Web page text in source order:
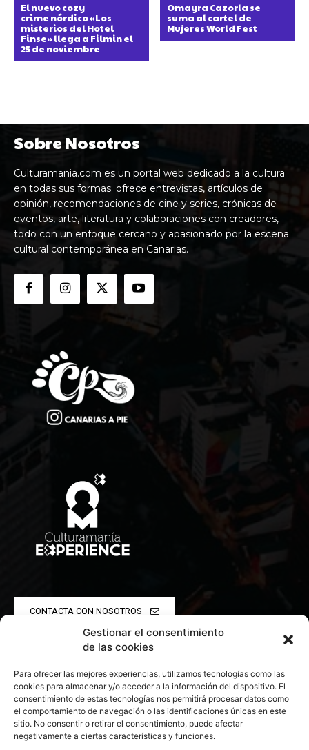
Gestionar el consentimiento
de las cookies
Para ofrecer las mejores experiencias, utilizamos tecnologías como las
cookies para almacenar y/o acceder a la información del dispositivo. El
consentimiento de estas tecnologías nos permitirá procesar datos como
el comportamiento de navegación o las identificaciones únicas en este
sitio. No consentir o retirar el consentimiento, puede afectar
negativamente a ciertas características y funciones.
El nuevo cozy
crime nórdico «Los
misterios del Hotel
Finse» llega a Filmin el
25 de noviembre
Omayra Cazorla se
suma al cartel de
Mujeres World Fest
Sobre Nosotros
Culturamania.com es un portal web dedicado a la cultura
en todas sus formas: ofrece entrevistas, artículos de
opinión, recomendaciones de cine y series, crónicas de
eventos, arte, literatura y colaboraciones con creadores,
todo con un enfoque cercano y apasionado por la escena
cultural contemporánea en Canarias.
CONTACTA CON NOSOTROS
POLÍTICA DE PRIVACIDAD
POLÍTICA DE COOKIES
© 2026 Todos los derechos reservados. Culturamanía